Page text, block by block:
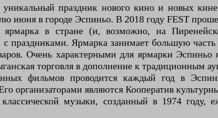
праздник нового кино и новых
июня в городе Эспиньо. В 2018 году FEST
в стране (и, возможно, на
праздниками. Ярмарка занимает большую
Очень характерными для ярмарки
торговля в дополнение к традиционным
фильмов проводится каждый год в
являются Кооператив
музыки, созданный в 1974 году,